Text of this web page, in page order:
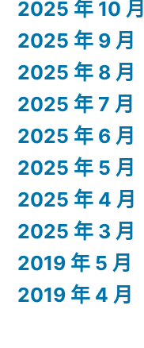
2025 年 10 月
2025 年 9 月
2025 年 8 月
2025 年 7 月
2025 年 6 月
2025 年 5 月
2025 年 4 月
2025 年 3 月
2019 年 5 月
2019 年 4 月